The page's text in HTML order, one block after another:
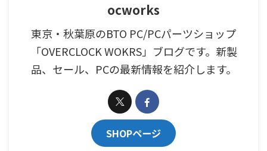
ocworks
東京・秋葉原のBTO PC/PCパーツショップ
「OVERCLOCK WOKRS」ブログです。新製
品、セール、PCの最新情報を紹介します。
SHOPページ